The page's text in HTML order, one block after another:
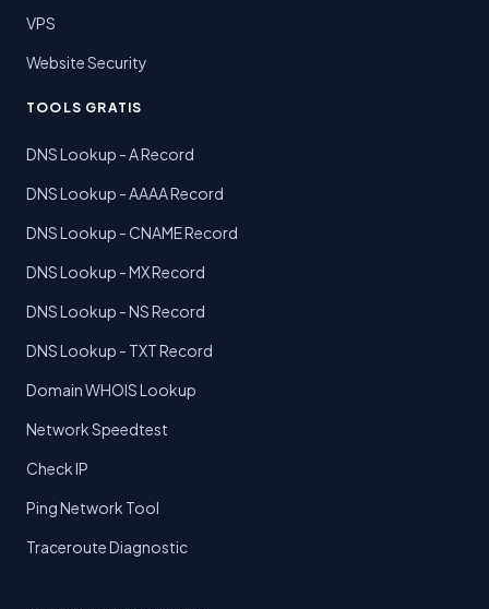
VPS
Website Security
TOOLS GRATIS
DNS Lookup - A Record
DNS Lookup - AAAA Record
DNS Lookup - CNAME Record
DNS Lookup - MX Record
DNS Lookup - NS Record
DNS Lookup - TXT Record
Domain WHOIS Lookup
Network Speedtest
Check IP
Ping Network Tool
Traceroute Diagnostic